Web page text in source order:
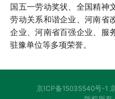
国五一劳动奖状、全国精神
劳动关系和谐企业、河南省
企业、河南省百强企业、服
驻豫单位等多项荣誉。
京ICP备15035540号-1